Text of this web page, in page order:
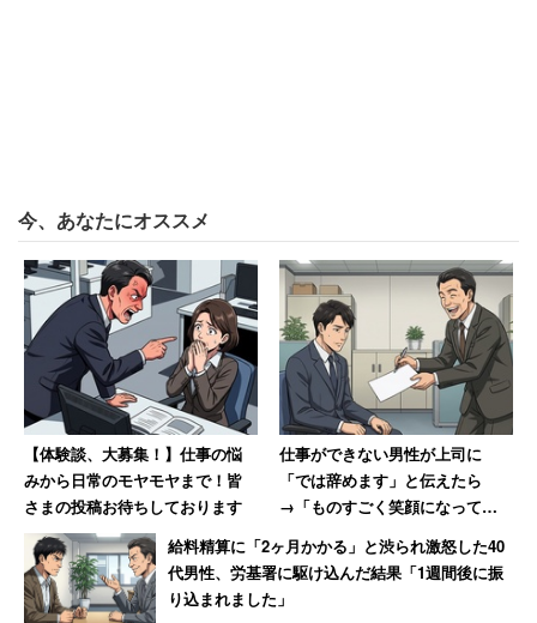
ジェット旅客機の開発コストの回収も懸念される一方、
2018年4～6月期の連結純利益が150億円となり、大幅な業
績改善となった「三菱重工業」。初任給は大卒21万1000
円（2017年4月実績）。「製造業のなかでは中の上に位置
する給与水準と言える。特に30代の主任以上になってから
の給与水準は他の重工メーカーと比較しても高め。典型的
な年功序列企業」（経理／20代後半男性／年収550万
円）、「比較的給料は恵まれている。最終的には1000万
円プレイヤーになれるのがよい。事業所によっては新しい
マンションタイプの社宅に安く入居でき快適です」（研究
開発／30代前半男性／年収700万円）といった声があっ
た。
今、あなたにオススメ
【体験談、大募集！】仕事の悩
みから日常のモヤモヤまで！皆
さまの投稿お待ちしております
仕事ができない男性が上司に
「では辞めます」と伝えたら
→「ものすごく笑顔になって、
その場で退職届を書かされまし
た」
給料精算に「2ヶ月かかる」と渋られ激怒した40
代男性、労基署に駆け込んだ結果「1週間後に振
り込まれました」